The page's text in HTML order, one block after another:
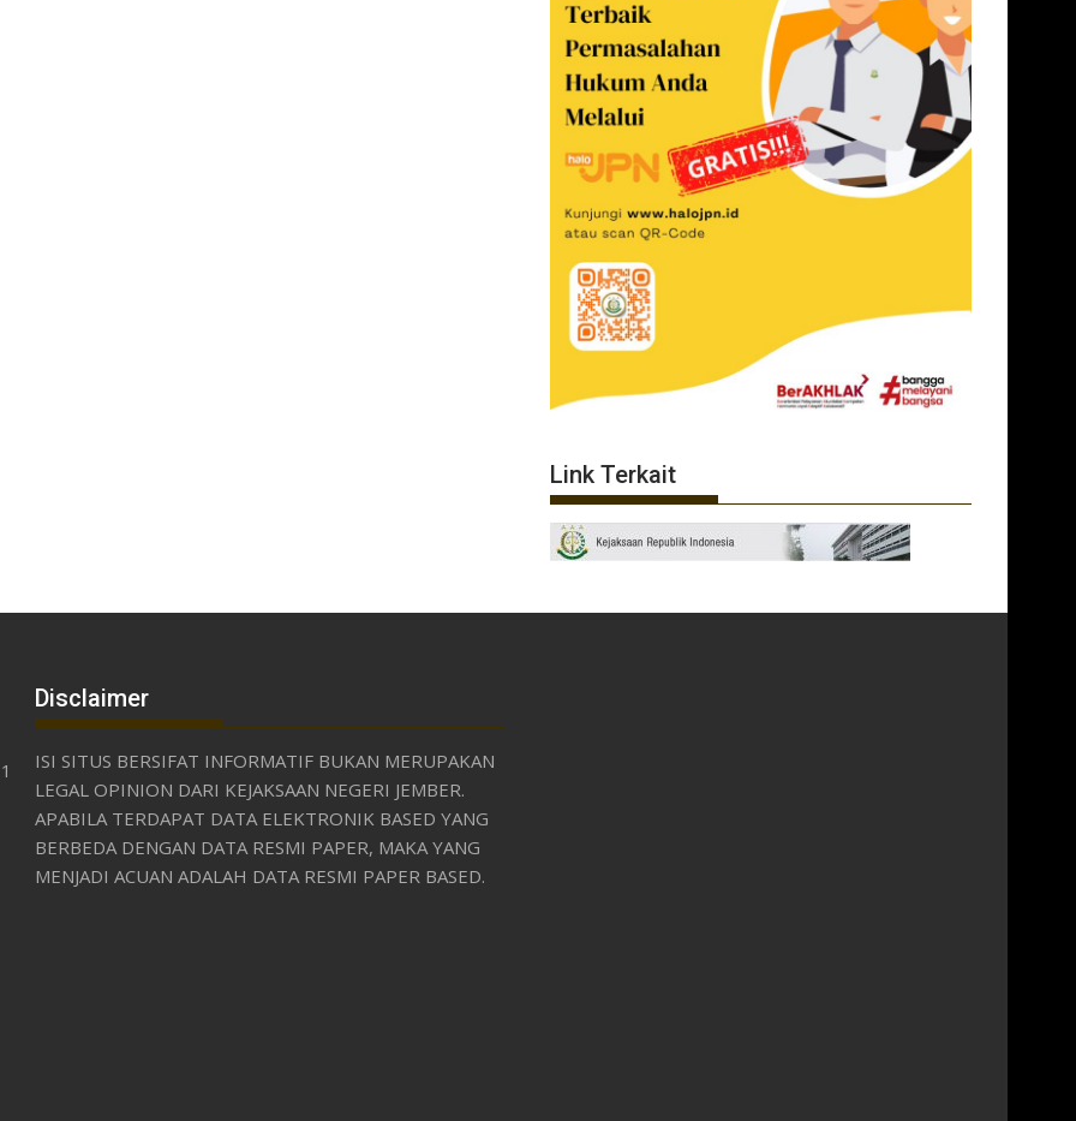
Link Terkait
Disclaimer
ISI SITUS BERSIFAT INFORMATIF BUKAN MERUPAKAN
LEGAL OPINION DARI KEJAKSAAN NEGERI JEMBER.
APABILA TERDAPAT DATA ELEKTRONIK BASED YANG
BERBEDA DENGAN DATA RESMI PAPER, MAKA YANG
MENJADI ACUAN ADALAH DATA RESMI PAPER BASED.